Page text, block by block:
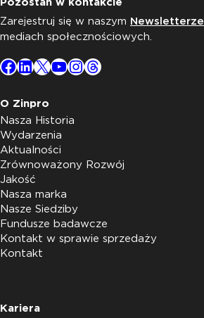
Zarejestruj się w naszym Newsletterze
mediach społecznościowych.
Facebook
LinkedIn
X YouTube
Instagram
Threads
O Zinpro
Nasza Historia
Wydarzenia
Aktualności
Zrównoważony Rozwój
Jakość
Nasza marka
Nasze Siedziby
Fundusze badawcze
Kontakt w sprawie sprzedaży
Kontakt
Kariera